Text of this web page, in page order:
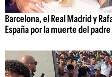
Barcelona, el Real Madrid y
España por la muerte del